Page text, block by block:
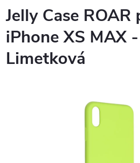
Jelly Case ROAR
iPhone XS MAX -
Limetková